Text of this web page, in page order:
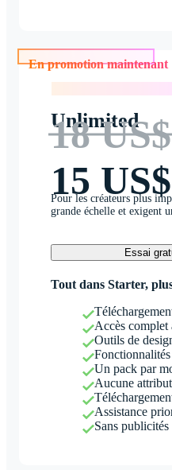
En promotion maintenant !
Unlimited
18 US$
15 US$
Pour les créateurs plus
grande échelle et exigent
Essai
Tout dans Starter,
Accès
Outils de
Un pack par
Aucune
Assistance
Sans publicités